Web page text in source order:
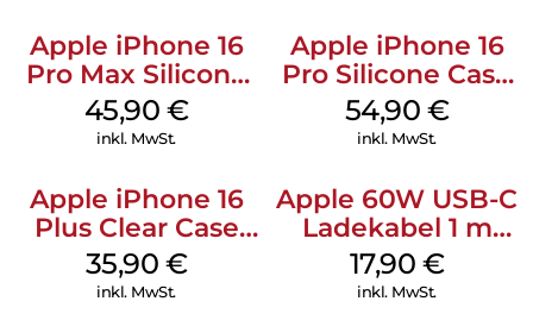
Apple iPhone 16
Pro Max Silicone
Case MagSafe
Ultramarine
45,90 €
inkl. MwSt.
Apple iPhone 16
Pro Silicone Case
MagSafe Black
54,90 €
inkl. MwSt.
Apple iPhone 16
Plus Clear Case
MagSafe
Transparent
35,90 €
inkl. MwSt.
Apple 60W USB-C
Ladekabel 1 m
Weiß
17,90 €
inkl. MwSt.